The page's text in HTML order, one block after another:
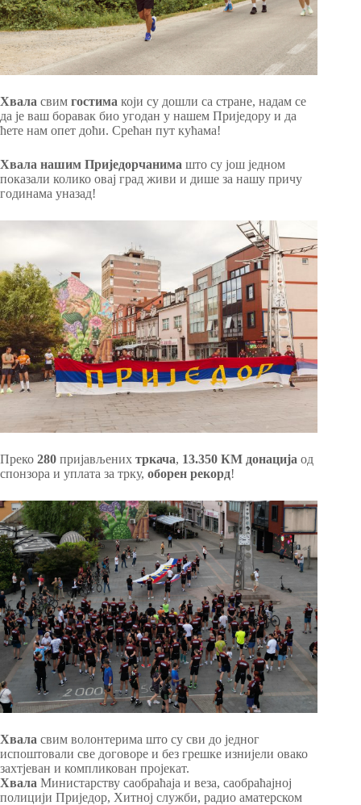
Хвала свим гостима који су дошли са стране, надам се
да је ваш боравак био угодан у нашем Приједору и да
ћете нам опет доћи. Срећан пут кућама!
Хвала нашим Приједорчанима што су још једном
показали колико овај град живи и дише за нашу причу
годинама уназад!
Преко 280 пријављених тркача, 13.350 КМ донација од
спонзора и уплата за трку, оборен рекорд!
Хвала свим волонтерима што су сви до једног
испоштовали све договоре и без грешке изнијели овако
захтјеван и компликован пројекат.
Хвала Министарству саобраћаја и веза, саобраћајној
полицији Приједор, Хитној служби, радио аматерском